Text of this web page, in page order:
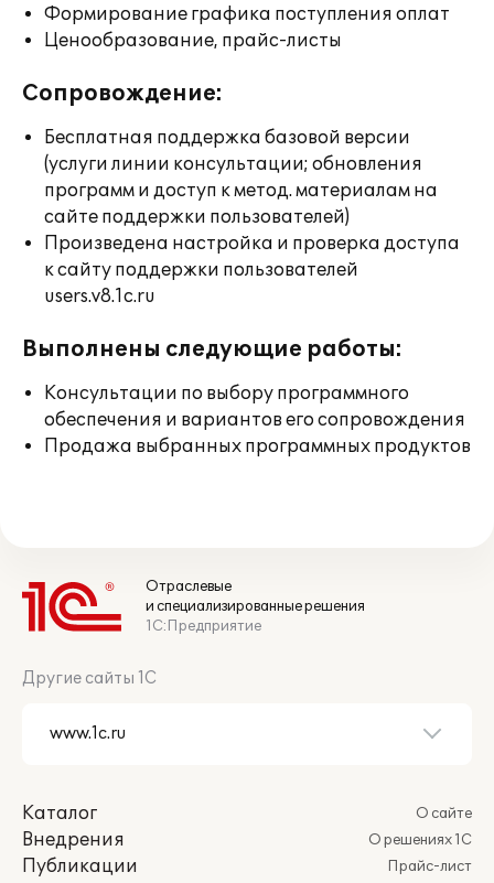
Формирование графика поступления оплат
Ценообразование, прайс-листы
Сопровождение:
Бесплатная поддержка базовой версии
(услуги линии консультации; обновления
программ и доступ к метод. материалам на
сайте поддержки пользователей)
Произведена настройка и проверка доступа
к сайту поддержки пользователей
users.v8.1c.ru
Выполнены следующие работы:
Консультации по выбору программного
обеспечения и вариантов его сопровождения
Продажа выбранных программных продуктов
Отраслевые
и специализированные решения
1С:Предприятие
Другие сайты 1С
Каталог
Внедрения
Публикации
О сайте
О решениях 1С
Прайс-лист